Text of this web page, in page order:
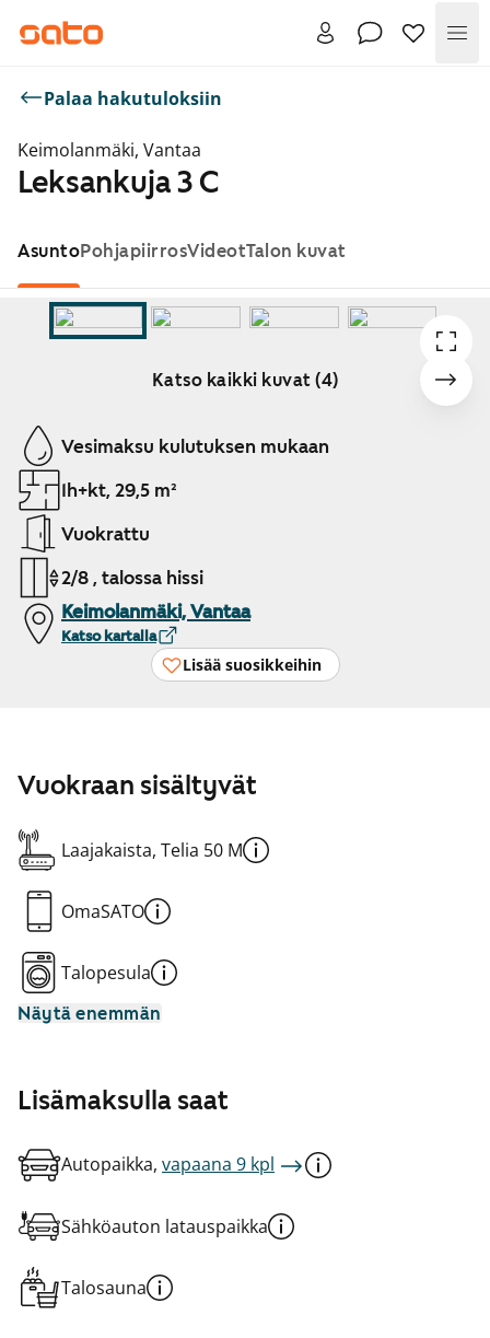
Palaa hakutuloksiin
Keimolanmäki, Vantaa
Leksankuja 3 C
AsuntoPohjapiirrosVideotTalon kuvat
Katso kaikki kuvat (4)
Näytetään dia 1 / 4
Vesimaksu kulutuksen mukaan
1h+kt, 29,5 m²
Vuokrattu
2/8 , talossa hissi
Keimolanmäki, Vantaa
Katso kartalla
Lisää suosikkeihin
Vuokraan sisältyvät
Laajakaista, Telia 50 M
OmaSATO
Talopesula
Näytä enemmän
Lisämaksulla saat
Autopaikka, vapaana 9 kpl
Sähköauton latauspaikka
Talosauna